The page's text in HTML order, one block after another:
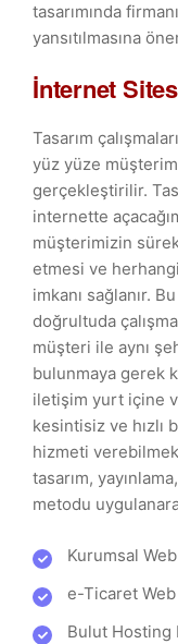
tasarımında
yansıtılmasına
İnternet
Tasarım
yüz yüze
gerçekleştirilir.
internette
müşterimizin
etmesi ve
imkanı sağlanır.
doğrultuda
müşteri ile aynı
bulunmaya gerek
iletişim yurt içine
kesintisiz ve hızlı
hizmeti
tasarım,
metodu
Kurumsal Web
e-Ticaret Web
Bulut Hosting